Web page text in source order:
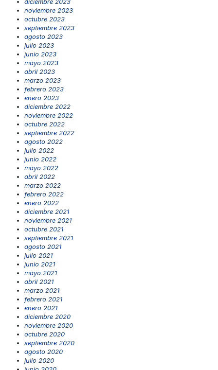
noviembre 2023
octubre 2023
septiembre 2023
agosto 2023
julio 2023
junio 2023
mayo 2023
abril 2023
marzo 2023
febrero 2023
enero 2023
diciembre 2022
noviembre 2022
octubre 2022
septiembre 2022
agosto 2022
julio 2022
junio 2022
mayo 2022
abril 2022
marzo 2022
febrero 2022
enero 2022
diciembre 2021
noviembre 2021
octubre 2021
septiembre 2021
agosto 2021
julio 2021
junio 2021
mayo 2021
abril 2021
marzo 2021
febrero 2021
enero 2021
diciembre 2020
noviembre 2020
octubre 2020
septiembre 2020
agosto 2020
julio 2020